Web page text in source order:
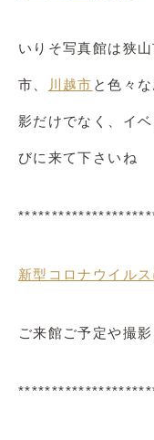
いりそ写真館は狭
市、 川越市 と色々
影だけでなく、イ
びに来て下さいね
新型コロナウイル
ご来館ご予定や撮